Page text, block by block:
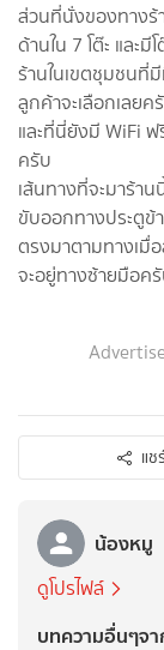
ส่วนที่นั่งของทางร้
ด้านใน 7 โต๊ะ และมี
ร้านในเขตชุมชนที่
ลูกค้าจะเลือกเลย
และที่นี่ยังมี WiFi
ครับ
เส้นทางที่จะมาร้า
ขับออกทางประตูข้
ตรงมาตามทางเมื่
จะอยู่ทางซ้ายมือค
แช
น้องหมู
ดูโปรไฟล์
บทความอื่นๆจ